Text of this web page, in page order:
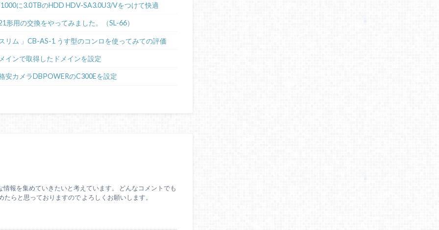
に3.0TBのHDD HDV-SA3.0U3/Vをつけて快適
形用の交換をやってみました。（SL-66）
リム 」CB-AS-1 うす型のコンロを使ってみての評価
インで取得したドメインを設定
安カメラDBPOWERのC300Eを設定
報を集めていきたいと考えています。 どんなコメントでも
らと思っておりますので よろしくお願いします。